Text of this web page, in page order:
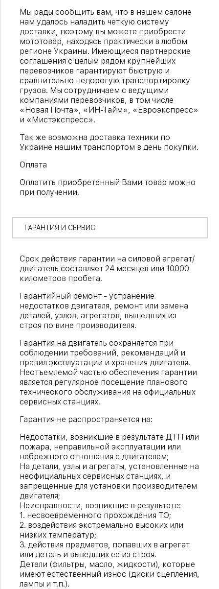
Мы рады сообщить вам, что в нашем салоне
нам удалось наладить четкую систему
доставки, поэтому вы можете приобрести
мототовар, находясь практически в любом
регионе Украины. Имеющиеся партнерские
соглашения с целым рядом крупнейших
перевозчиков гарантируют быструю и
сравнительно недорогую транспортировку
грузов. Мы сотрудничаем с ведущими
компаниями перевозчиков, в том числе
«Новая Почта», «ИН-Тайм», «Евроэкспресс»
и «Мистэкспресс».
Так же возможна доставка техники по
Украине нашим транспортом в день покупки.
Оплата
Оплатить приобретенный Вами товар можно
при получении.
ГАРАНТИЯ И СЕРВИС
Срок действия гарантии на силовой агрегат/
двигатель составляет 24 месяцев или 10000
километров пробега.
Гарантийный ремонт - устранение
недостатков двигателя, ремонт или замена
деталей, узлов, агрегатов, вышедших из
строя по вине производителя.
Гарантия на двигатель сохраняется при
соблюдении требований, рекомендаций и
правил эксплуатации и хранения двигателя.
Неотъемлемой частью обеспечения гарантии
является регулярное посещение планового
технического обслуживания на официальных
сервисных станциях.
Гарантия не распространяется на:
Недостатки, возникшие в результате ДТП или
пожара, неправильной эксплуатации или
небрежного отношения с двигателем;
На детали, узлы и агрегаты, установленные на
неофициальных сервисных станциях, и
запрещенные для установки производителем
двигателя;
Неисправности, возникшие в результате:
1. несвоевременного прохождения ТО;
2. воздействия экстремально высоких или
низких температур;
3. действия предметов, попавших в агрегат
или деталь и выведших ее из строя.
Детали (фильтры, масло, жидкости), которые
имеют естественный износ (диски сцепления,
лампы и т.п.).